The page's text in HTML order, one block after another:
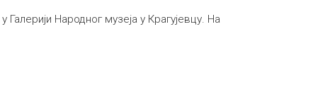
Народног музеја у Крагујевцу. На